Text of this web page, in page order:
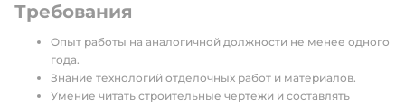
Требования
Опыт работы на аналогичной должности не менее одного
года.
Знание технологий отделочных работ и материалов.
Умение читать строительные чертежи и составлять